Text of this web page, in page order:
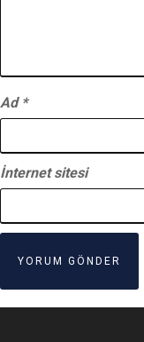
Ad *
İnternet sitesi